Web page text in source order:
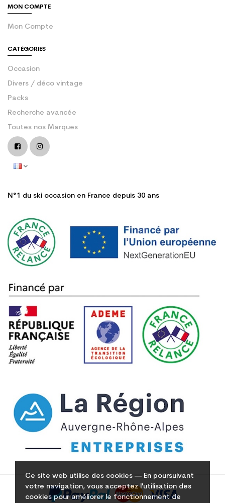
Ce site web utilise des cookies — En poursuivant
votre navigation, vous acceptez l'utilisation des
cookies pour améliorer le fonctionnement de
MON COMPTE
Mon Compte
CATÉGORIES
Occasion
Divers / déco vintage
Packs
Recherche avancée
Toutes nos Marques
N°1 du ski occasion en France depuis 30 ans